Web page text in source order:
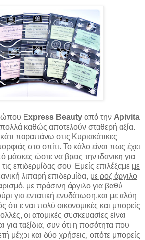
Express Beautyαπό την Apivita
καθώς αποτελούν σταθερή αξία.
κάτι παραπάνω στις Κυριακάτικες
στο σπίτι. Το κάλο είναι πως έχει
μάσκες ώστε να βρεις την ιδανική για
επιδερμίδας σου. Εμείς επιλέξαμε με
λιπαρή επιδερμίδα, με ροζ άργιλο
με πράσινη άργιλογια βαθύ
για εντατική ενυδάτωση,και με αλόη
ότι είναι πολύ οικονομικές και μπορείς
οι ατομικές συσκευασίες είναι
για ταξίδια, συν ότι η ποσότητα που
μέχρι και δύο χρήσεις, οπότε μπορείς